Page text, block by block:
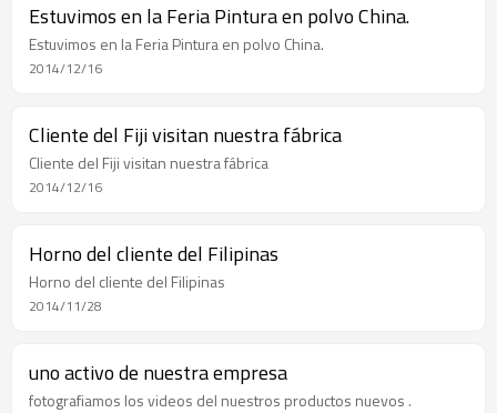
Estuvimos en la Feria Pintura en polvo China.
Estuvimos en la Feria Pintura en polvo China.
2014/12/16
Cliente del Fiji visitan nuestra fábrica
Cliente del Fiji visitan nuestra fábrica
2014/12/16
Horno del cliente del Filipinas
Horno del cliente del Filipinas
2014/11/28
uno activo de nuestra empresa
fotografiamos los videos del nuestros productos nuevos .